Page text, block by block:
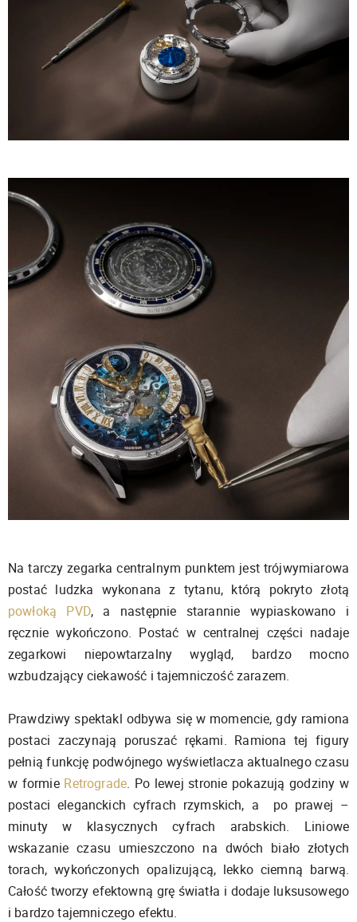
Na tarczy zegarka centralnym punktem jest trójwymiarowa
postać ludzka wykonana z tytanu, którą pokryto złotą
powłoką PVD, a następnie starannie wypiaskowano i
ręcznie wykończono. Postać w centralnej części nadaje
zegarkowi niepowtarzalny wygląd, bardzo mocno
wzbudzający ciekawość i tajemniczość zarazem.
Prawdziwy spektakl odbywa się w momencie, gdy ramiona
postaci zaczynają poruszać rękami. Ramiona tej figury
pełnią funkcję podwójnego wyświetlacza aktualnego czasu
w formie Retrograde. Po lewej stronie pokazują godziny w
postaci eleganckich cyfrach rzymskich, a po prawej –
minuty w klasycznych cyfrach arabskich. Liniowe
wskazanie czasu umieszczono na dwóch biało złotych
torach, wykończonych opalizującą, lekko ciemną barwą.
Całość tworzy efektowną grę światła i dodaje luksusowego
i bardzo tajemniczego efektu.